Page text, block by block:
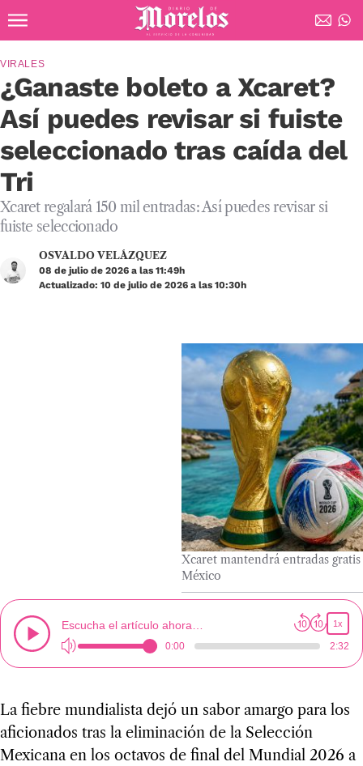
Diario de Morelos
¿Ganaste boleto a Xcaret?
Así puedes revisar si fuiste
seleccionado tras caída del
Tri
VIRALES
Xcaret regalará 150 mil entradas: Así puedes revisar si
fuiste seleccionado
OSVALDO VELÁZQUEZ
08 de julio de 2026 a las 11:49h
Actualizado: 10 de julio de 2026 a las 10:30h
Xcaret mantendrá entradas
México
Escucha el artículo ahora… 1x
0:00 2:32
La fiebre mundialista dejó un sabor amargo para los
aficionados tras la eliminación de la Selección
Mexicana en los octavos de final del Mundial 2026 a